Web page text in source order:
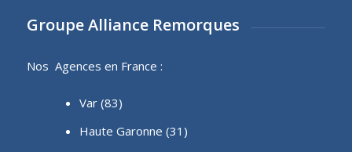
Groupe Alliance Remorques
Nos Agences en France :
Var (83)
Haute Garonne (31)